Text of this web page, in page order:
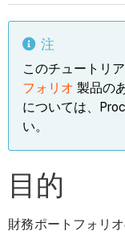
注
このチュートリ
フォリオ 製品の
については、
い。
目的
財務ポートフォリ